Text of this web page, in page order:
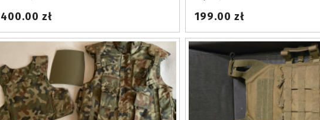
400.00 zł 199.00 zł